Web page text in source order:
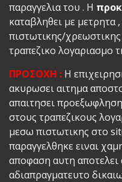
παραγγελια του . Η
καταβληθει με
πιστωτικης/
τραπεζικο λογαριασμο
ΠΡΟΣΟΧΗ : Η
ακυρωσει αιτημα
απαιτησει
στους τραπεζικους
μεσω πιστωτικης στο
παραγγελθηκε ειναι
αποφαση αυτη αποτελει
αδιαπραγματευτο